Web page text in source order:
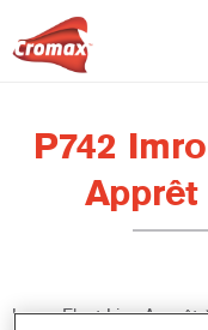
P742
Apprêt
Imron Fleet Line